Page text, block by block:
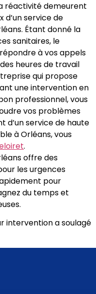
réactivité demeurent
d’un service de
Étant donné la
sanitaires, le
à vos appels
heures de travail
qui propose
une intervention en
professionnel, vous
vos problèmes
d’un service de haute
à Orléans, vous
.
offre des
les urgences
pour
du temps et
intervention a soulagé